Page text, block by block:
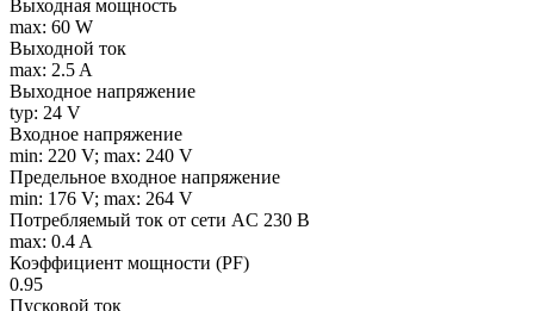
Выходная мощность
max: 60 W
Выходной ток
max: 2.5 A
Выходное напряжение
typ: 24 V
Входное напряжение
min: 220 V; max: 240 V
Предельное входное напряжение
min: 176 V; max: 264 V
Потребляемый ток от сети AC 230 В
max: 0.4 A
Коэффициент мощности (PF)
0.95
Пусковой ток